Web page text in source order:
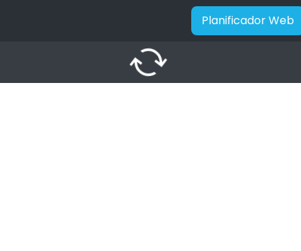
Planificador Web
autorenew